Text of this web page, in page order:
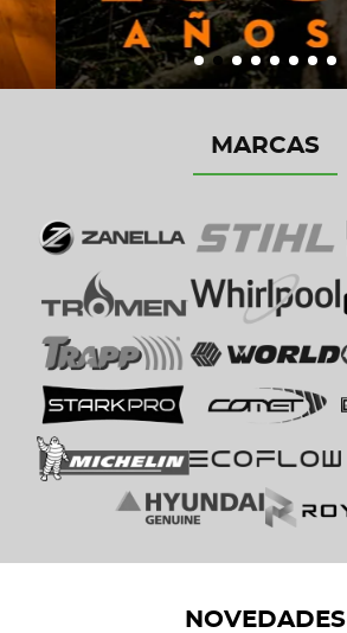
MARCAS
NOVEDADES